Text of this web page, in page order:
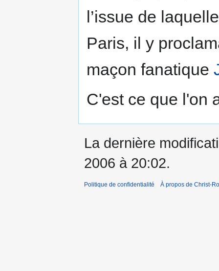
l’issue de
Paris, il y
maçon fanatique
C'est ce que l'on
La dernière
2006 à 20:02.
Politique de confidentialité À propos de Christ-